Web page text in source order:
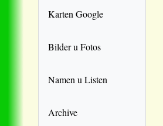
Karten Google
Bilder u Fotos
Namen u Listen
Archive